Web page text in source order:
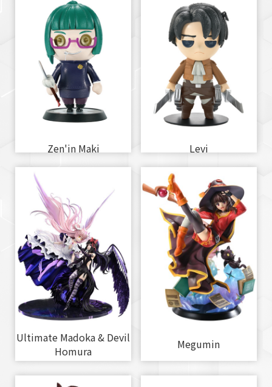
Zen'in Maki Levi
Ultimate Madoka & Devil
Homura
Megumin